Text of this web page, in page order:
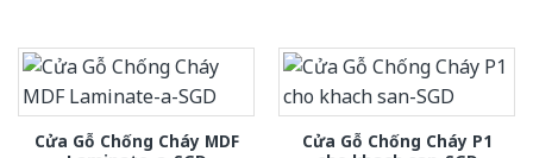
Cửa Gỗ Chống Cháy MDF
Cửa Gỗ Chống Cháy P1